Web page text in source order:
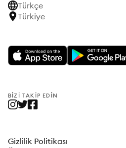
Türkçe
Türkiye
BIZI TAKIP EDIN
Gizlilik Politikası